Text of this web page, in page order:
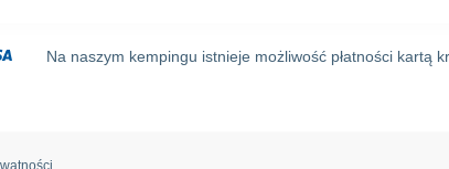
Na naszym kempingu istnieje możliwość płatności kartą